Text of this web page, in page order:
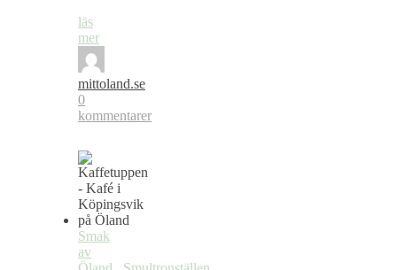
läs
mer
mittoland.se
0
kommentarer
Smak
av